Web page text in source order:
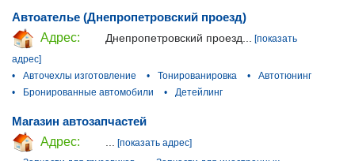
Автоателье (Днепропетровский проезд)
Адрес:
Днепропетровский проезд...
[показать
адрес]
•
Авточехлы изготовление • Тонированировка •
Автотюнинг
•
Бронированные автомобили • Детейлинг
Магазин автозапчастей
Адрес:
[показать адрес]